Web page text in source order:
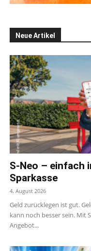
Neue Artikel
S-Neo – einfach
Sparkasse
4. August 2026
Geld zurücklegen ist gut.
kann noch besser sein. Mit
Angebot...